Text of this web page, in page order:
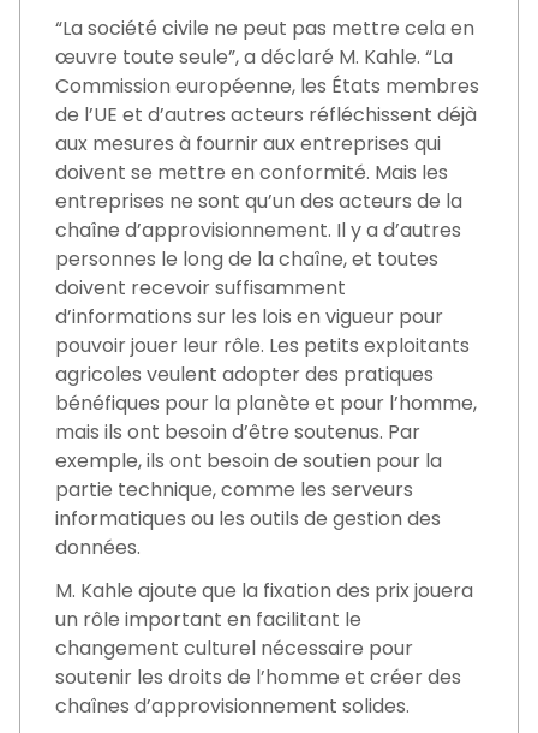
“La société civile ne peut pas mettre cela en
œuvre toute seule”, a déclaré M. Kahle. “La
Commission européenne, les États membres
de l’UE et d’autres acteurs réfléchissent déjà
aux mesures à fournir aux entreprises qui
doivent se mettre en conformité. Mais les
entreprises ne sont qu’un des acteurs de la
chaîne d’approvisionnement. Il y a d’autres
personnes le long de la chaîne, et toutes
doivent recevoir suffisamment
d’informations sur les lois en vigueur pour
pouvoir jouer leur rôle. Les petits exploitants
agricoles veulent adopter des pratiques
bénéfiques pour la planète et pour l’homme,
mais ils ont besoin d’être soutenus. Par
exemple, ils ont besoin de soutien pour la
partie technique, comme les serveurs
informatiques ou les outils de gestion des
données.
M. Kahle ajoute que la fixation des prix jouera
un rôle important en facilitant le
changement culturel nécessaire pour
soutenir les droits de l’homme et créer des
chaînes d’approvisionnement solides.